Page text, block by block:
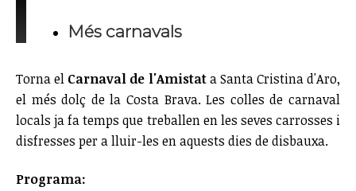
Més carnavals
Torna el Carnaval de l'Amistata Santa Cristina d'Aro,
el més dolç de la Costa Brava. Les colles de carnaval
locals ja fa temps que treballen en les seves carrosses i
disfresses per a lluir-les en aquests dies de disbauxa.
Programa: